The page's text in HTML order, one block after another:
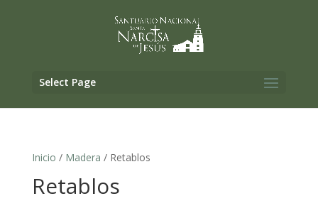
Select Page
Inicio / Madera / Retablos
Retablos